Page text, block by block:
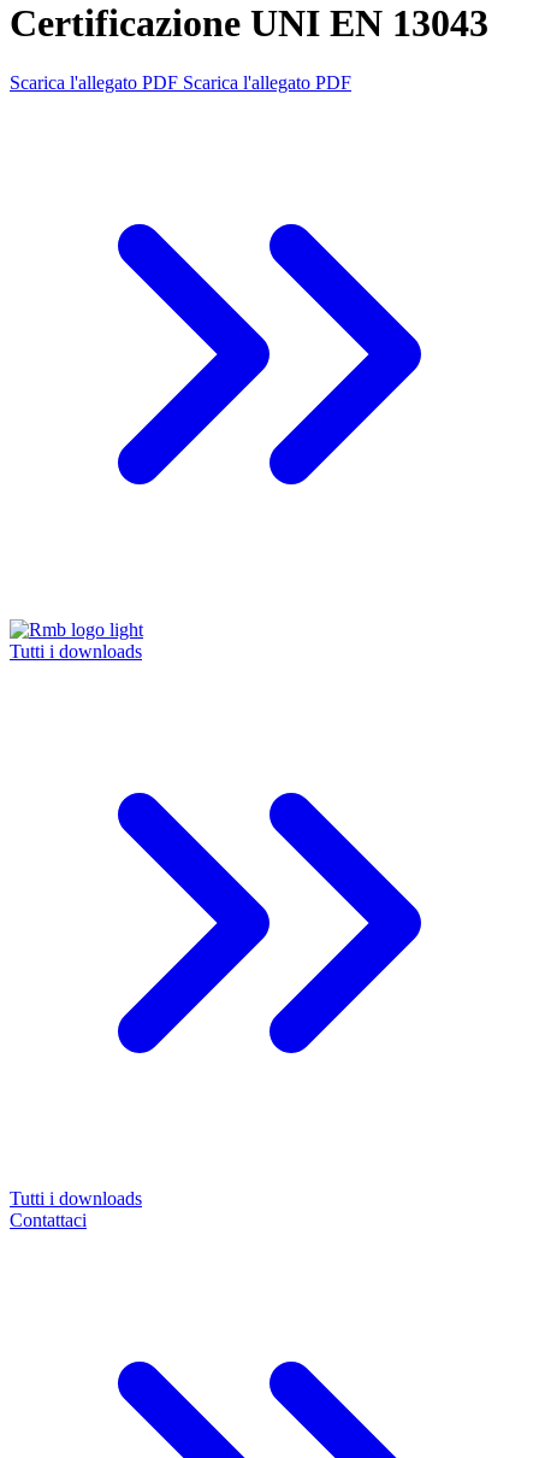
Certificazione UNI EN 13043
Scarica l'allegato PDF Scarica l'allegato PDF
Tutti i downloads
Tutti i downloads
Contattaci